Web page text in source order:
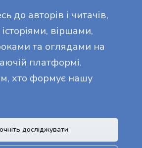
до авторів і читачів,
історіями, віршами,
та оглядами на
платформі.
хто формує нашу
досліджувати